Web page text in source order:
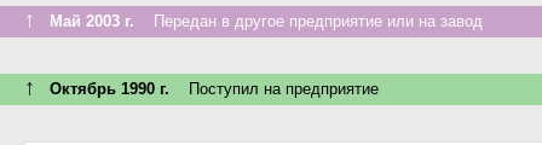
↑ Май 2003 г. Передан в другое предприятие или на завод
↑ Октябрь 1990 г. Поступил на предприятие